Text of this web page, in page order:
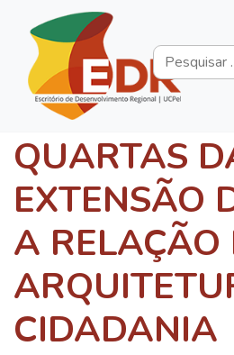
QUARTAS
EXTENSÃO
A RELAÇÃO
CIDADANIA